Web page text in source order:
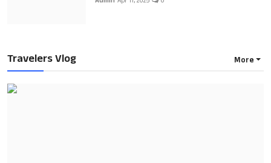
Travelers Vlog More